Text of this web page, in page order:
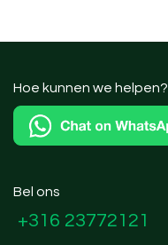
Hoe kunnen we helpen?
Bel ons
+316 23772121